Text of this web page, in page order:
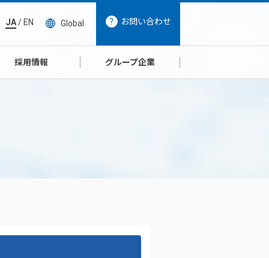
JA/ EN Global お問い合わせ
採用情報 グループ企業